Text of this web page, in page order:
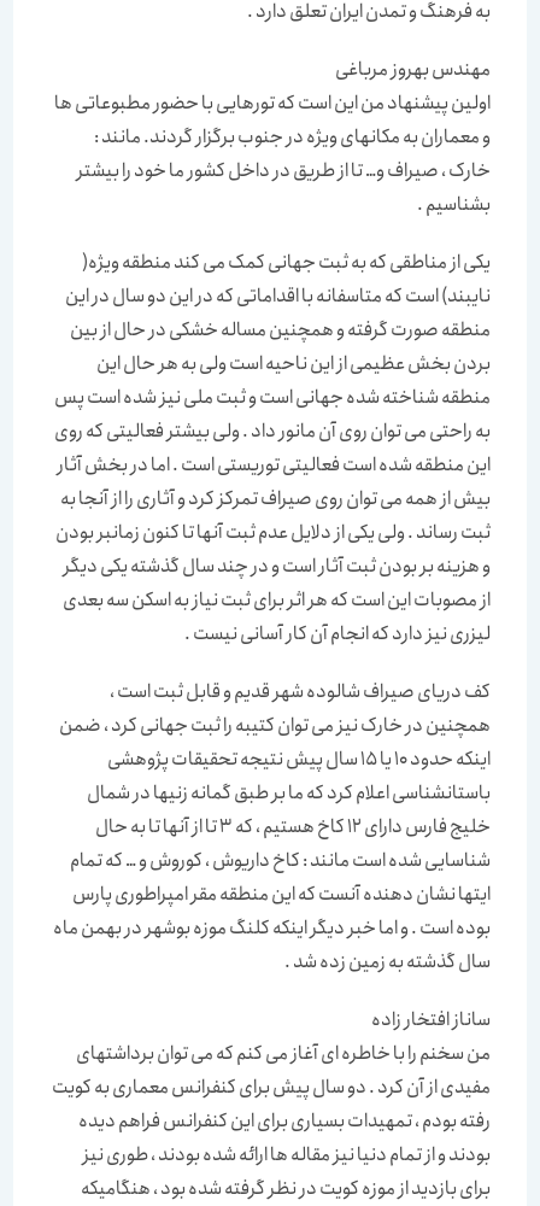
به فرهنگ و تمدن ایران تعلق دارد .
مهندس بهروز مرباغی
اولین پیشنهاد من این است که تورهایی با حضور مطبوعاتی ها
و معماران به مکانهای ویژه در جنوب برگزار گردند. مانند :
خارک ، صیراف و… تا از طریق در داخل کشور ما خود را بیشتر
بشناسیم .
یکی از مناطقی که به ثبت جهانی کمک می کند منطقه ویژه(
نایبند) است که متاسفانه با اقداماتی که در این دو سال در این
منطقه صورت گرفته و همچنین مساله خشکی در حال از بین
بردن بخش عظیمی از این ناحیه است ولی به هر حال این
منطقه شناخته شده جهانی است و ثبت ملی نیز شده است پس
به راحتی می توان روی آن مانور داد . ولی بیشتر فعالیتی که روی
این منطقه شده است فعالیتی توریستی است . اما در بخش آثار
بیش از همه می توان روی صیراف تمرکز کرد و آثاری را از آنجا به
ثبت رساند . ولی یکی از دلایل عدم ثبت آنها تا کنون زمانبر بودن
و هزینه بر بودن ثبت آثار است و در چند سال گذشته یکی دیگر
از مصوبات این است که هر اثر برای ثبت نیاز به اسکن سه بعدی
لیزری نیز دارد که انجام آن کار آسانی نیست .
کف دریای صیراف شالوده شهر قدیم و قابل ثبت است ،
همچنین در خارک نیز می توان کتیبه را ثبت جهانی کرد ، ضمن
اینکه حدود 10 یا 15 سال پیش نتیجه تحقیقات پژوهشی
باستانشناسی اعلام کرد که ما بر طبق گمانه زنیها در شمال
خلیج فارس دارای 12 کاخ هستیم ، که 3 تا از آنها تا به حال
شناسایی شده است مانند : کاخ داریوش ، کوروش و … که تمام
ایتها نشان دهنده آنست که این منطقه مقر امپراطوری پارس
بوده است . و اما خبر دیگر اینکه کلنگ موزه بوشهر در بهمن ماه
سال گذشته به زمین زده شد .
ساناز افتخار زاده
من سخنم را با خاطره ای آغاز می کنم که می توان برداشتهای
مفیدی از آن کرد . دو سال پیش برای کنفرانس معماری به کویت
رفته بودم ، تمهیدات بسیاری برای این کنفرانس فراهم دیده
بودند و از تمام دنیا نیز مقاله ها ارائه شده بودند ، طوری نیز
برای بازدید از موزه کویت در نظر گرفته شده بود ، هنگامیکه